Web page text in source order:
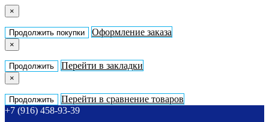
×
Продолжить покупки Оформление заказа
×
Продолжить Перейти в закладки
×
Продолжить
Перейти в сравнение товаров
+7 (916) 458-93-39